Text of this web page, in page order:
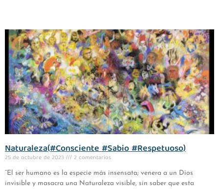
Naturaleza(#Consciente #Sabio #Respetuoso)
25 de octubre de 2023 2 comentarios
“El ser humano es la especie más insensata; venera a un Dios
invisible y masacra una Naturaleza visible, sin saber que esta